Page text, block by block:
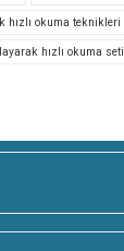
bulunuyor.
pahalı.
Paylaş
hızlı okuma teknikleri
hızlı okuma seti